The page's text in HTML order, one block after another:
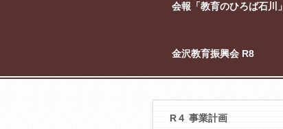
会報「教育のひろば石川」
金沢教育振興会 R8
R４ 事業計画